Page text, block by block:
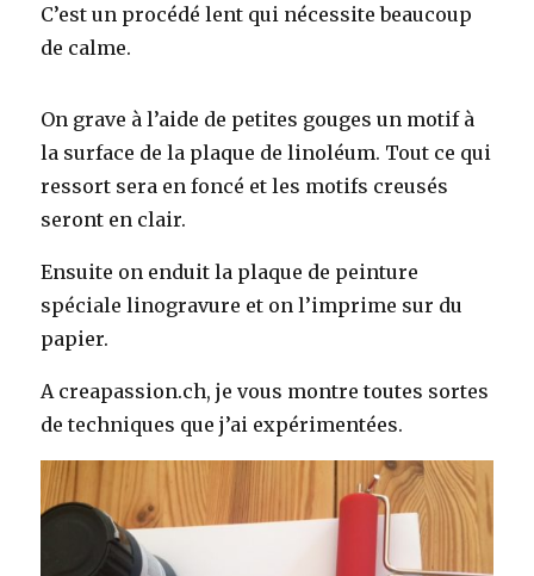
C’est un procédé lent qui nécessite beaucoup
de calme.
On grave à l’aide de petites gouges un motif à
la surface de la plaque de linoléum. Tout ce qui
ressort sera en foncé et les motifs creusés
seront en clair.
Ensuite on enduit la plaque de peinture
spéciale linogravure et on l’imprime sur du
papier.
A creapassion.ch, je vous montre toutes sortes
de techniques que j’ai expérimentées.